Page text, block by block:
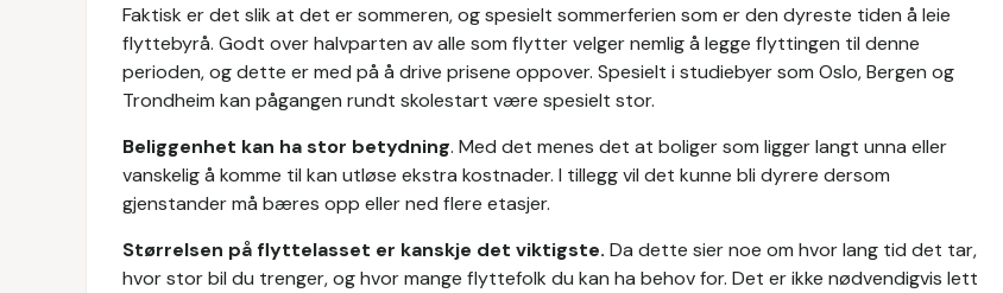
Faktisk er det slik at det er sommeren, og spesielt sommerferien som er den dyreste tiden å leie
flyttebyrå. Godt over halvparten av alle som flytter velger nemlig å legge flyttingen til denne
perioden, og dette er med på å drive prisene oppover. Spesielt i studiebyer som Oslo, Bergen og
Trondheim kan pågangen rundt skolestart være spesielt stor.
Beliggenhet kan ha stor betydning. Med det menes det at boliger som ligger langt unna eller
vanskelig å komme til kan utløse ekstra kostnader. I tillegg vil det kunne bli dyrere dersom
gjenstander må bæres opp eller ned flere etasjer.
Størrelsen på flyttelasset er kanskje det viktigste. Da dette sier noe om hvor lang tid det tar,
hvor stor bil du trenger, og hvor mange flyttefolk du kan ha behov for. Det er ikke nødvendigvis lett